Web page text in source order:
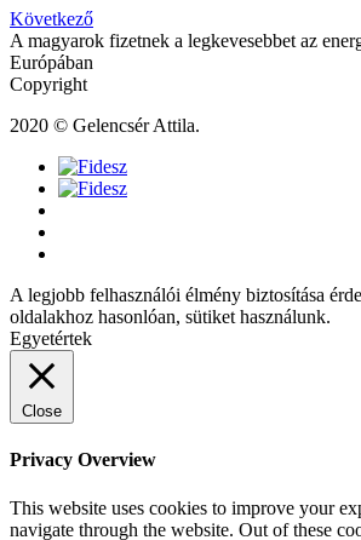
Következő
A magyarok fizetnek a legkevesebbet az
Európában
Copyright
2020 © Gelencsér Attila.
A legjobb felhasználói élmény biztosítása
oldalakhoz hasonlóan, sütiket használunk.
Egyetértek
Close
Privacy Overview
This website uses cookies to improve your
navigate through the website. Out of these